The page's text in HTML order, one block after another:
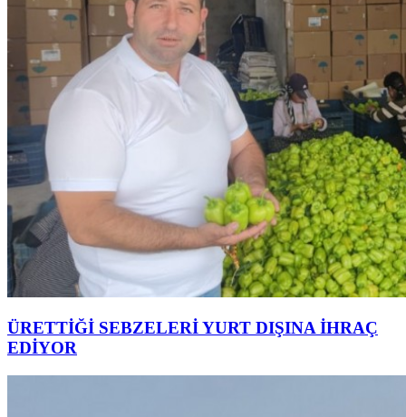
ÜRETTİĞİ SEBZELERİ YURT DIŞINA İHRAÇ
EDİYOR